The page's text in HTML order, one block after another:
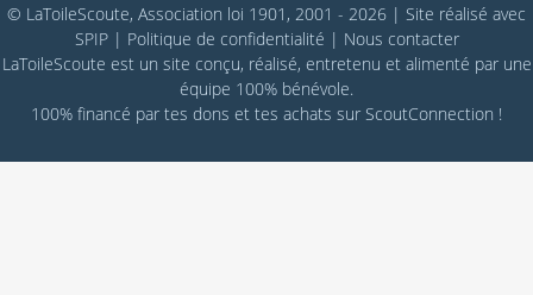
© LaToileScoute, Association loi 1901, 2001 - 2026 | Site réalisé avec
SPIP| Politique de confidentialité | Nous contacter
LaToileScoute est un site conçu, réalisé, entretenu et alimenté par une
équipe 100% bénévole.
100% financé par tes dons et tes achats sur ScoutConnection !